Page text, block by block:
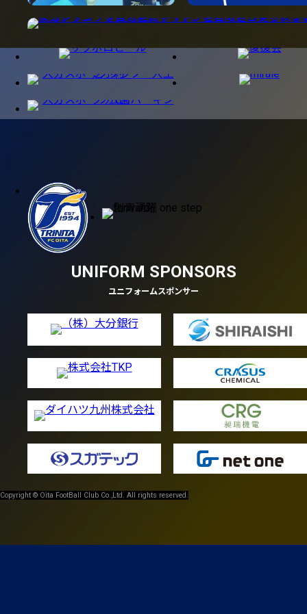
ユニフォームスポンサー
UNIFORM SPONSORS
Copyright © Oita FootBall Club Co.,Ltd. All rights reserved.